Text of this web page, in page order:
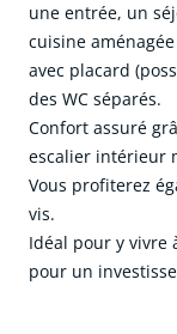
une entrée, un
cuisine
avec placard
des WC séparés.
Confort assuré
escalier intérieur
Vous profiterez
vis.
Idéal pour y vivre
pour un